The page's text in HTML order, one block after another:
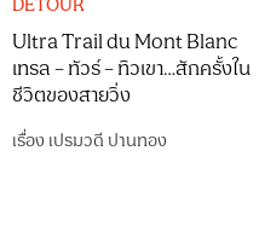
Ultra Trail du Mont Blanc
เทรล – ทัวร์ – ทิวเขา…สักครั้งใน
ชีวิตของสายวิ่ง
เรื่อง เปรมวดี ปานทอง